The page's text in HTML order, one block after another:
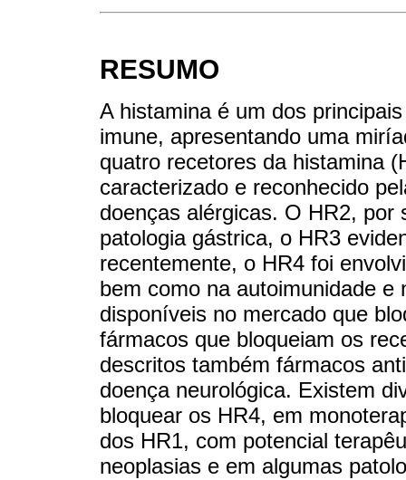
RESUMO
A histamina é um dos
imune, apresentando uma
quatro recetores da histamina
caracterizado e reconhecido
doenças alérgicas. O HR2, por
patologia gástrica, o HR3
recentemente, o HR4 foi
bem como na autoimunidade
disponíveis no mercado que
fármacos que bloqueiam os
descritos também fármacos
doença neurológica. Existem
bloquear os HR4, em
dos HR1, com potencial
neoplasias e em algumas